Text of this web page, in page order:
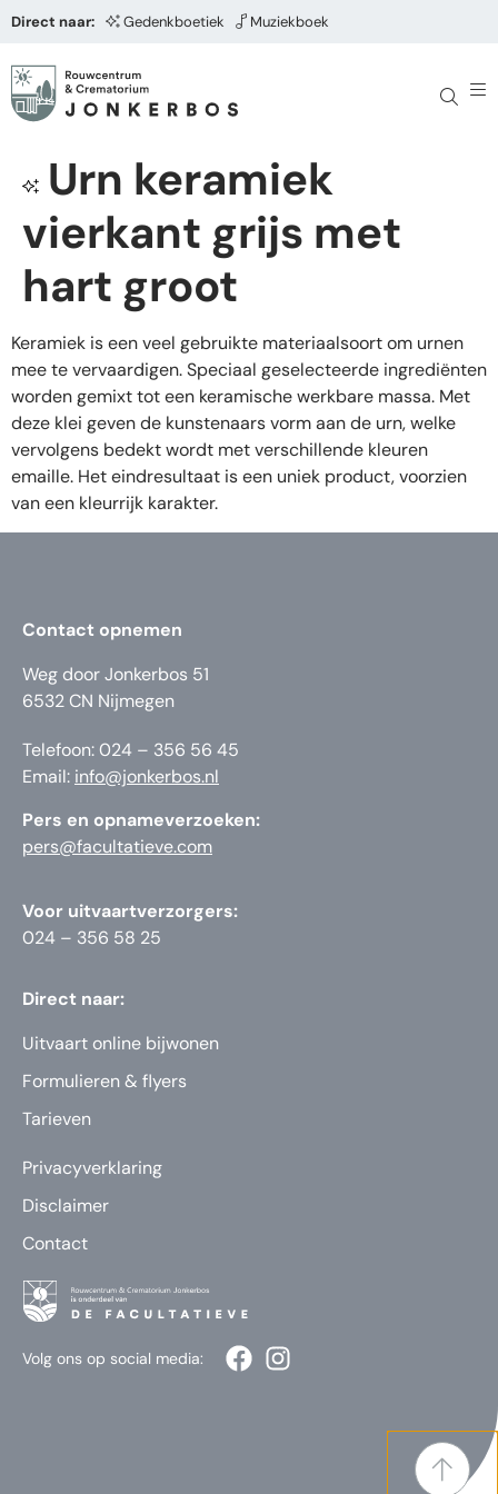
Direct naar: Gedenkboetiek Muziekboek
Urn keramiek
vierkant grijs met
hart groot
Keramiek is een veel gebruikte materiaalsoort om urnen
mee te vervaardigen. Speciaal geselecteerde ingrediënten
worden gemixt tot een keramische werkbare massa. Met
deze klei geven de kunstenaars vorm aan de urn, welke
vervolgens bedekt wordt met verschillende kleuren
emaille. Het eindresultaat is een uniek product, voorzien
van een kleurrijk karakter.
Contact opnemen
Weg door Jonkerbos 51
6532 CN Nijmegen
Telefoon: 024 – 356 56 45
Email: info@jonkerbos.nl
Pers en opnameverzoeken:
pers@facultatieve.com
Voor uitvaartverzorgers:
024 – 356 58 25
Direct naar:
Uitvaart online bijwonen
Formulieren & flyers
Tarieven
Privacyverklaring
Disclaimer
Contact
Volg ons op social media: